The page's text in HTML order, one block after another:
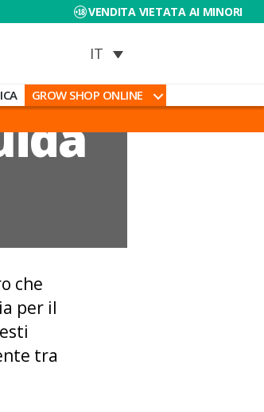
VENDITA VIETATA AI MINORI
GROW SHOP ONLINE
che
per il
tra